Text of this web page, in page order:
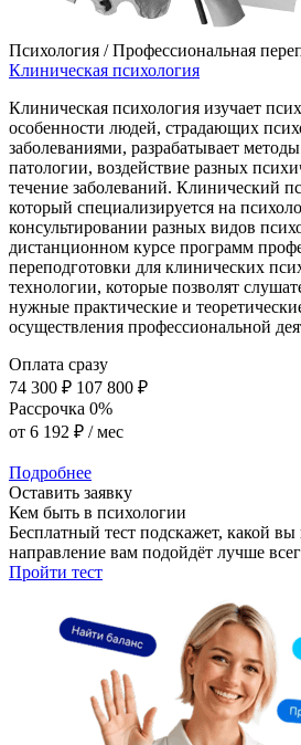
Психология / Профессиональная
Клиническая психология
Клиническая психология изучает
особенности людей, страдающих
заболеваниями, разрабатывает
патологии, воздействие разных
течение заболеваний. Клинический
который специализируется на
консультировании разных видов
дистанционном курсе программ
переподготовки для клинических
технологии, которые позволят
нужные практические и
осуществления профессиональной
Оплата сразу
74 300 ₽ 107 800 ₽
Рассрочка 0%
от 6 192 ₽ / мес
Подробнее
Оставить заявку
Кем быть в психологии
Бесплатный тест подскажет, какой вы
направление вам подойдёт лучше
Пройти тест